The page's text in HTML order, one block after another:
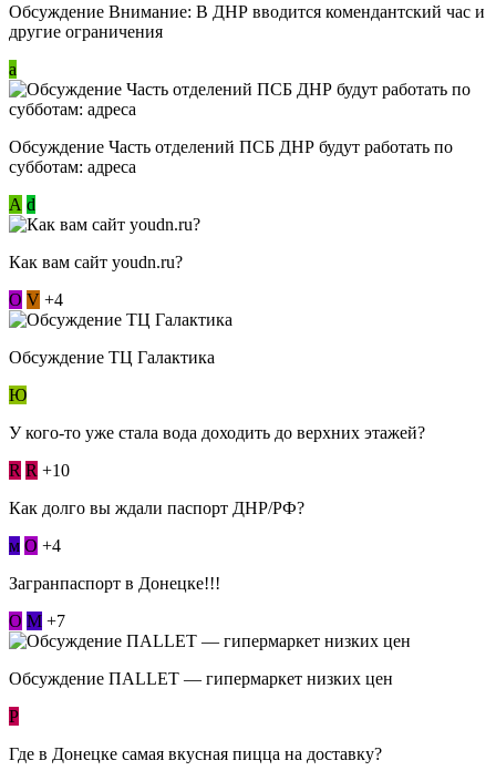
Обсуждение Внимание: В ДНР вводится комендантский час и
другие ограничения
a
Обсуждение Часть отделений ПСБ ДНР будут работать по
субботам: адреса
А d
Как вам сайт youdn.ru?
О V +4
Обсуждение ТЦ Галактика
Ю
У кого-то уже стала вода доходить до верхних этажей?
R R +10
Как долго вы ждали паспорт ДНР/РФ?
м О +4
Загранпаспорт в Донецке!!!
О М +7
Обсуждение ПАLLЕТ — гипермаркет низких цен
Р
Где в Донецке самая вкусная пицца на доставку?